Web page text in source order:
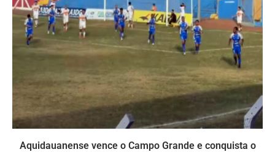
Aquidauanense vence o Campo Grande e conquista o